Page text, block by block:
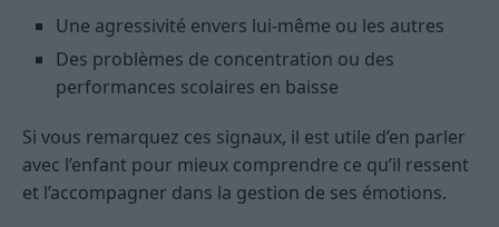
Une agressivité envers lui-même ou les autres
Des problèmes de concentration ou des
performances scolaires en baisse
Si vous remarquez ces signaux, il est utile d’en parler
avec l’enfant pour mieux comprendre ce qu’il ressent
et l’accompagner dans la gestion de ses émotions.